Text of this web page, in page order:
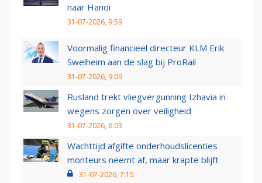
naar Hanoi
31-07-2026, 9:59
Voormalig financieel directeur KLM Erik
Swelheim aan de slag bij ProRail
31-07-2026, 9:09
Rusland trekt vliegvergunning Izhavia in
wegens zorgen over veiligheid
31-07-2026, 8:03
Wachttijd afgifte onderhoudslicenties
monteurs neemt af, maar krapte blijft
31-07-2026, 7:15